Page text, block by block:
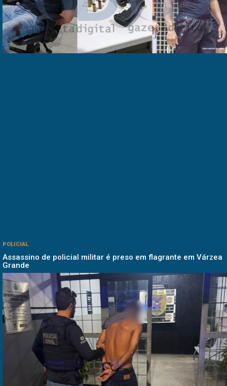
POLICIAL
Assassino de policial militar é preso em flagrante em Várzea
Grande